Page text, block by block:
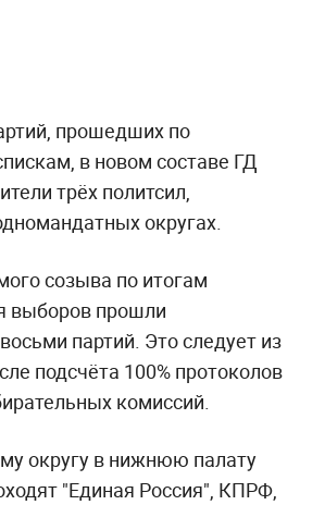
прошедших по
в новом составе ГД
трёх политсил,
округах.
созыва по итогам
выборов прошли
партий. Это следует из
подсчёта 100% протоколов
комиссий.
округу в нижнюю палату
"Единая Россия", КПРФ,